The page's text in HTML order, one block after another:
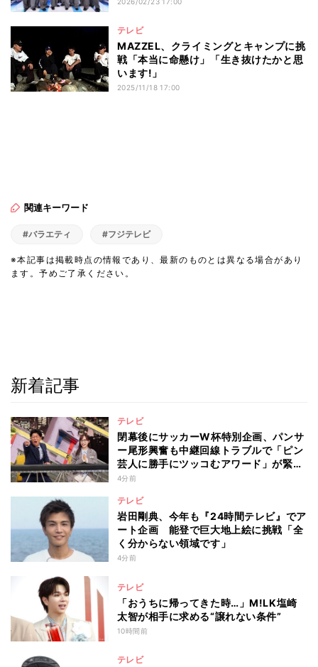
テレビ
MAZZEL、クライミングとキャンプに挑
戦「本当に命懸け」「生き抜けたかと思
います!」
2025/11/18 17:00
関連キーワード
#バラエティ #フジテレビ
※本記事は掲載時点の情報であり、最新のものとは異なる場合があり
ます。予めご了承ください。
新着記事
テレビ
閉幕後にサッカーW杯特別企画、パンサ
ー尾形興奮も中継回線トラブルで「ピン
芸人に勝手にツッコむアワード」が緊急
開幕『脱力タイムズ』
4分前
テレビ
岩田剛典、今年も『24時間テレビ』でア
ート企画 能登で巨大地上絵に挑戦「全
く分からない領域です」
4分前
テレビ
「おうちに帰ってきた時…」M!LK塩崎
太智が相手に求める“譲れない条件”
10時間前
テレビ